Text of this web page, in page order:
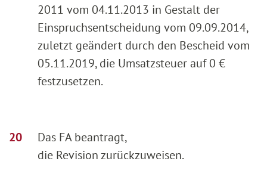
2011 vom 04.11.2013 in Gestalt der
Einspruchsentscheidung vom 09.09.2014,
zuletzt geändert durch den Bescheid vom
05.11.2019, die Umsatzsteuer auf 0 €
festzusetzen.
Das FA beantragt,
die Revision zurückzuweisen.